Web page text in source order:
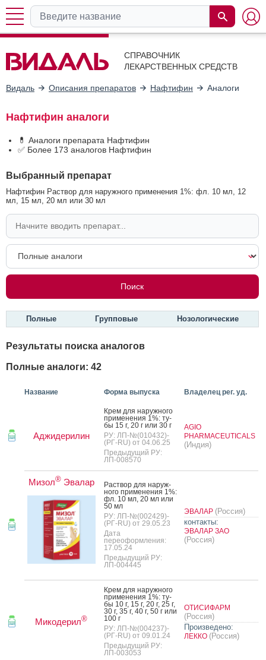
СПРАВОЧНИК
ЛЕКАРСТВЕННЫХ СРЕДСТВ
Видаль Описания препаратов Нафтифин Аналоги
Нафтифин аналоги
💊 Аналоги препарата Нафтифин
✅ Более 173 аналогов Нафтифин
Выбранный препарат
Нафтифин Раствор для наружного применения 1%: фл. 10 мл, 12
мл, 15 мл, 20 мл или 30 мл
Полные Групповые Нозологические
Результаты поиска аналогов
Полные аналоги: 42
Название Форма выпуска Владелец рег. уд.
Аджидерилин
Крем для на­руж­но­го
при­мене­ния 1%: ту­
бы 15 г, 20 г или 30 г
РУ: ЛП-№(010432)-
(РГ-RU) от 04.06.25
Предыдущий РУ:
ЛП-008570
AGIO
PHARMACEUTICALS
(Индия)
Мизол®Эвалар
Рас­твор для на­руж­
но­го при­мене­ния 1%:
фл. 10 мл, 20 мл или
50 мл
РУ: ЛП-№(002429)-
(РГ-RU) от 29.05.23
Дата
переоформления:
17.05.24
Предыдущий РУ:
ЛП-004445
ЭВАЛАР (Россия)
контакты:
ЭВАЛАР ЗАО
(Россия)
Микодерил®
Крем для на­руж­но­го
при­мене­ния 1%: ту­
бы 10 г, 15 г, 20 г, 25 г,
30 г, 35 г, 40 г, 50 г или
100 г
РУ: ЛП-№(004237)-
(РГ-RU) от 09.01.24
Предыдущий РУ:
ЛП-003053
ОТИСИФАРМ
(Россия)
Произведено:
ЛЕККО (Россия)